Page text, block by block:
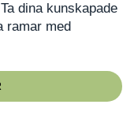
dina kunskapade
ramar med